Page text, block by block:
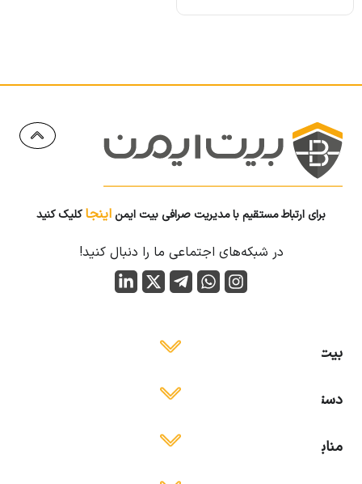
برای ارتباط مستقیم با مدیریت صرافی بیت ایمن اینجاکلیک کنید
در شبکه‌های اجتماعی ما را دنبال کنید!
بیت ایمن
دسترسی آسان
منابع آموزشی